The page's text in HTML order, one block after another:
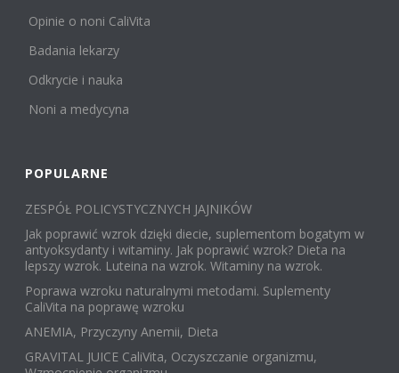
Opinie o noni CaliVita
Badania lekarzy
Odkrycie i nauka
Noni a medycyna
POPULARNE
ZESPÓŁ POLICYSTYCZNYCH JAJNIKÓW
Jak poprawić wzrok dzięki diecie, suplementom bogatym w
antyoksydanty i witaminy. Jak poprawić wzrok? Dieta na
lepszy wzrok. Luteina na wzrok. Witaminy na wzrok.
Poprawa wzroku naturalnymi metodami. Suplementy
CaliVita na poprawę wzroku
ANEMIA, Przyczyny Anemii, Dieta
GRAVITAL JUICE CaliVita, Oczyszczanie organizmu,